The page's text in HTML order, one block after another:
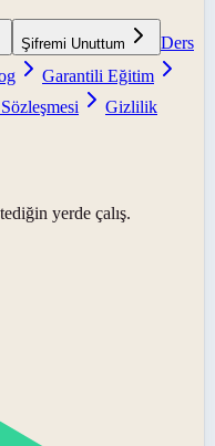
Şifremi Unuttum
Ders
Garantili Eğitim
Gizlilik
yerde çalış.